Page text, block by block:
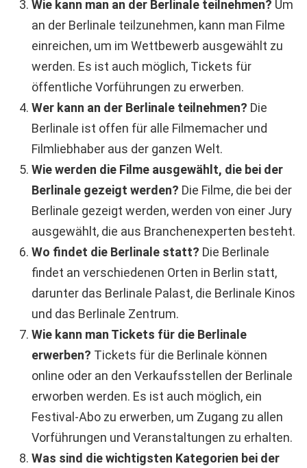
Wie kann man an der Berlinale teilnehmen? Um
an der Berlinale teilzunehmen, kann man Filme
einreichen, um im Wettbewerb ausgewählt zu
werden. Es ist auch möglich, Tickets für
öffentliche Vorführungen zu erwerben.
Wer kann an der Berlinale teilnehmen? Die
Berlinale ist offen für alle Filmemacher und
Filmliebhaber aus der ganzen Welt.
Wie werden die Filme ausgewählt, die bei der
Berlinale gezeigt werden? Die Filme, die bei der
Berlinale gezeigt werden, werden von einer Jury
ausgewählt, die aus Branchenexperten besteht.
Wo findet die Berlinale statt? Die Berlinale
findet an verschiedenen Orten in Berlin statt,
darunter das Berlinale Palast, die Berlinale Kinos
und das Berlinale Zentrum.
Wie kann man Tickets für die Berlinale
erwerben? Tickets für die Berlinale können
online oder an den Verkaufsstellen der Berlinale
erworben werden. Es ist auch möglich, ein
Festival-Abo zu erwerben, um Zugang zu allen
Vorführungen und Veranstaltungen zu erhalten.
Was sind die wichtigsten Kategorien bei der